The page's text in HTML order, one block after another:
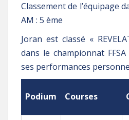
Classement de l’équipage
AM : 5 ème
Joran est classé «
dans le championnat
ses performances
Podium Courses